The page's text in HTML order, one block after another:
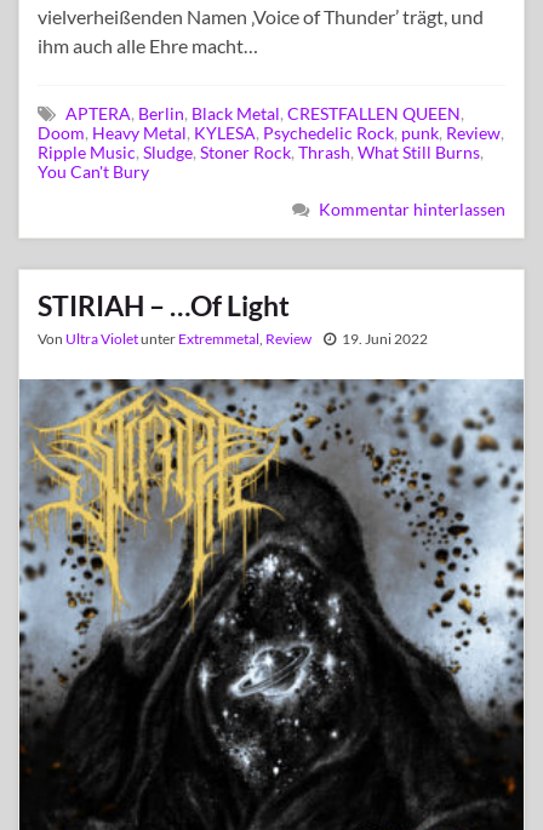
vielverheißenden Namen ‚Voice of Thunder’ trägt, und
ihm auch alle Ehre macht…
APTERA, Berlin, Black Metal, CRESTFALLEN QUEEN,
Doom, Heavy Metal, KYLESA, Psychedelic Rock, punk, Review,
Ripple Music, Sludge, Stoner Rock, Thrash, What Still Burns,
You Can't Bury
Kommentar hinterlassen
STIRIAH – …Of Light
Von Ultra Violetunter Extremmetal Review 19. Juni 2022